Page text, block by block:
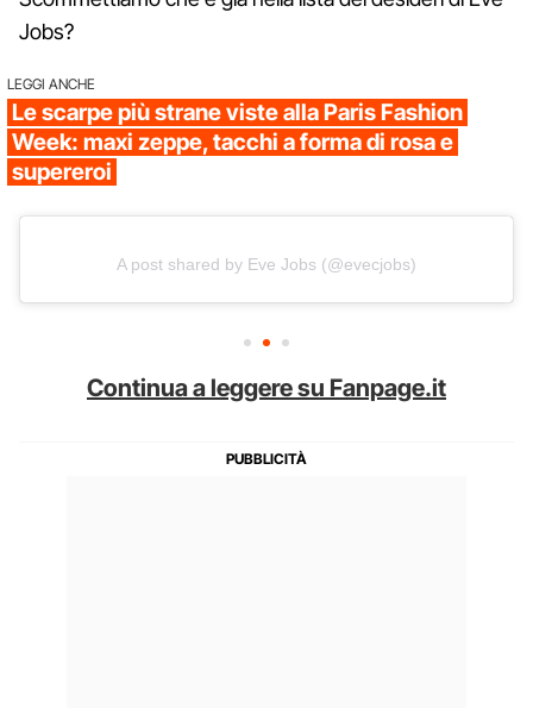
Jobs?
LEGGI ANCHE
Le scarpe più strane viste alla Paris Fashion
Week: maxi zeppe, tacchi a forma di rosa e
supereroi
A post shared by Eve Jobs (@evecjobs)
Continua a leggere su Fanpage.it